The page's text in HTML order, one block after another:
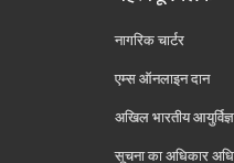
नागरिक चार्टर
एम्स ऑनलाइन दान
अखिल भारतीय
सूचना का अधिकार